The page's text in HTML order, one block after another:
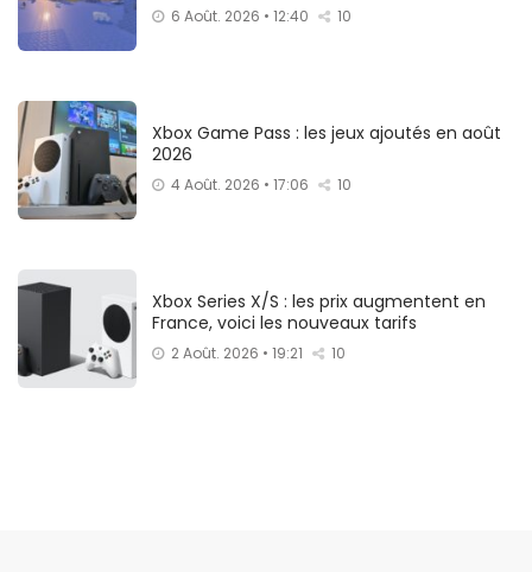
6 Août. 2026 • 12:40 10
Xbox Game Pass : les jeux ajoutés en août
2026
4 Août. 2026 • 17:06 10
Xbox Series X/S : les prix augmentent en
France, voici les nouveaux tarifs
2 Août. 2026 • 19:21 10